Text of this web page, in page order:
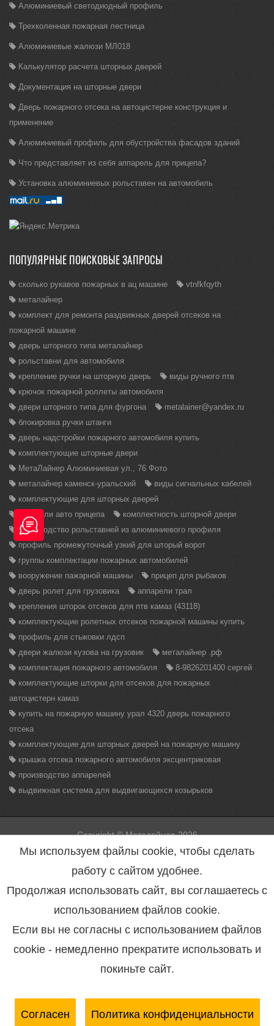
Алюминиевый светодиодный профиль
Трехколенная пожарная лестница
Алюминиевые жалюзи МЛ018
Калькулятор расчета шторных дверей
Документация на шторные двери
Дверь пожарного отсека на автоцистерне конструкция и
применение
Алюминиевый профиль для обустройства фасадов зданий
Что представляет из себя аппарель для прицепа?
Установка алюминиевых рольставен на автомобиль
ПОПУЛЯРНЫЕ ПОИСКОВЫЕ ЗАПРОСЫ
сколько рукавов пожарных в ац машине
vtnfkfqyth
металайнер
комплект для ремонта раздвижных дверей отсеков на
пожарной машине
дверь шторного типа металайнер
рольставни для автомобиля
крепление ручки на шторную дверь
виды ручного птв
крючок пожарной роллеты автомобиля
двери шторного типа для фургона
metalainer@yandex.ru
блокировка ручки штанги
дверь надстройки пожарного автомобиля купить
комплектующие шторные двери
МетаЛайнер Алюминиевая ул., 76 Фото
металайнер каменск-уральский
виды сигнальных кабелей
комплектующие для шторных дверей
аппарели авто прицепа
комплектность шторной двери
производство рольставней из алюминиевого профиля
профиль промежуточный узкий для шторый ворот
группы комплектации пожарных автомобилей
вооружение пажарной машины
прицеп для рыбаков
дверь ролет для грузовика
аппарели трал
крепления шторок отсеков для птв камаз (43118)
комплектующие ролетных отсеков пожарной машины купить
профиль для стыковки лдсп
двери жалюзи кузова на грузовик
металайнер .рф
комплектация пожарного автомобиля
8-9826201400 сергей
комплектующие шторки для отсеков для пожарных
автоцистерн камаз
купить на пожарную машину урал 4320 дверь пожарного
отсека
комплектующие для шторных дверей на пожарную машину
крышка отсека пожарного автомобиля эксцентриковая
производство аппарелей
выдвижная система для выдвигающихся козырьков
Copyright © Металайнер 2026
Вся информация находящаяся на данном сайте, может быть
использована только с разрешения администрации сайта.
Нарушение данного правила повлечет за собой меры
предусмотренные статьей 146 УК РФ.
Политика конфиденциальности персональных данных
Согласие на обработку персональных данных
Пользовательское соглашение
Разработка сайта студия программирования <bleaksoft />
шторные двери, вентилируемые фасады,
радиаторов охлаждения, поставка металлопроката и
кабельной продукции, продукции черной и цветной
металлургии.
Мы используем файлы cookie, чтобы сделать
работу с сайтом удобнее.
Продолжая использовать сайт, вы соглашаетесь с
использованием файлов cookie.
Если вы не согласны с использованием файлов
cookie - немедленно прекратите использовать и
покиньте сайт.
Согласен Политика конфиденциальности